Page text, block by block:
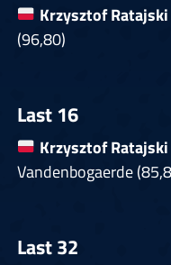
Krzysztof Ratajski
(96,80)
Last 16
Krzysztof Ratajski
Vandenbogaerde
Last 32